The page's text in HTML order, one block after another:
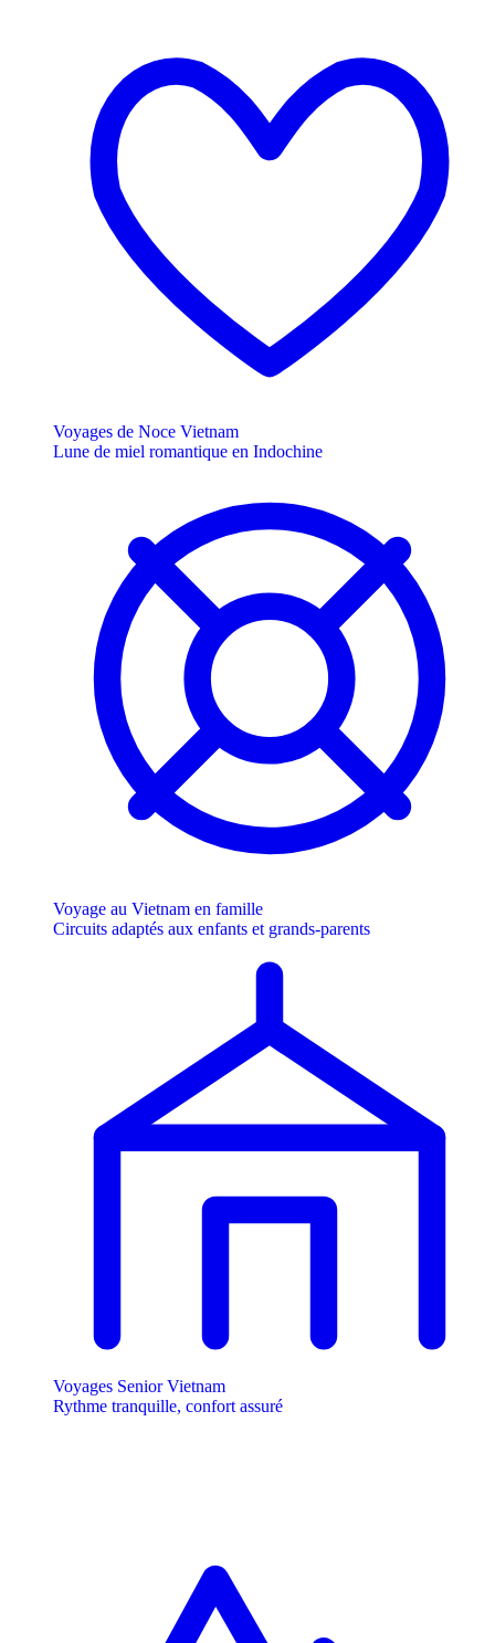
Voyages de Noce Vietnam
Lune de miel romantique en Indochine
Voyage au Vietnam en famille
Circuits adaptés aux enfants et grands-parents
Voyages Senior Vietnam
Rythme tranquille, confort assuré